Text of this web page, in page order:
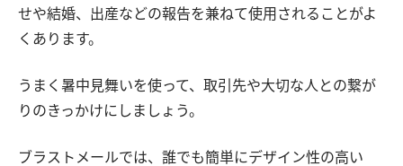
せや結婚、出産などの報告を兼ねて使用されることがよ
くあります。
うまく暑中見舞いを使って、取引先や大切な人との繋が
りのきっかけにしましょう。
ブラストメールでは、誰でも簡単にデザイン性の高い